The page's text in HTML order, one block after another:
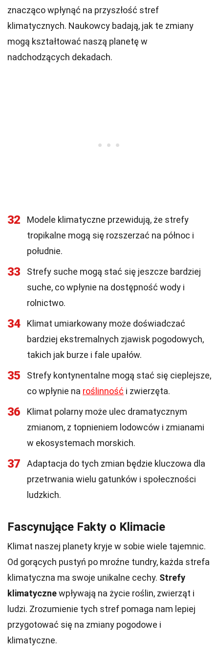
znacząco wpłynąć na przyszłość stref
klimatycznych. Naukowcy badają, jak te zmiany
mogą kształtować naszą planetę w
nadchodzących dekadach.
32
Modele klimatyczne przewidują, że strefy
tropikalne mogą się rozszerzać na północ i
południe.
33
Strefy suche mogą stać się jeszcze bardziej
suche, co wpłynie na dostępność wody i
rolnictwo.
34
Klimat umiarkowany może doświadczać
bardziej ekstremalnych zjawisk pogodowych,
takich jak burze i fale upałów.
35
Strefy kontynentalne mogą stać się cieplejsze,
co wpłynie na roślinność i zwierzęta.
36
Klimat polarny może ulec dramatycznym
zmianom, z topnieniem lodowców i zmianami
w ekosystemach morskich.
37
Adaptacja do tych zmian będzie kluczowa dla
przetrwania wielu gatunków i społeczności
ludzkich.
Fascynujące Fakty o Klimacie
Klimat naszej planety kryje w sobie wiele tajemnic.
Od gorących pustyń po mroźne tundry, każda strefa
klimatyczna ma swoje unikalne cechy. Strefy
klimatycznewpływają na życie roślin, zwierząt i
ludzi. Zrozumienie tych stref pomaga nam lepiej
przygotować się na zmiany pogodowe i
klimatyczne.